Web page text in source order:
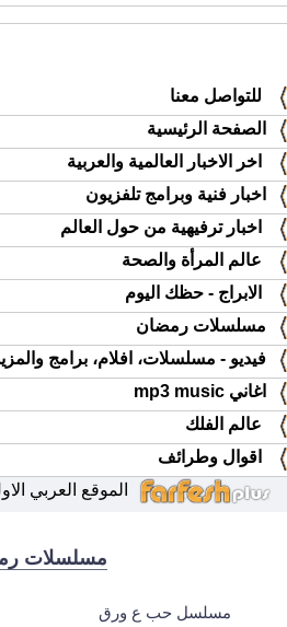
للتواصل معنا
الصفحة الرئيسية
اخر الاخبار العالمية والعربية
اخبار فنية وبرامج تلفزيون
اخبار ترفيهية من حول العالم
عالم المرأة والصحة
الابراج - حظك اليوم
مسلسلات رمضان
فيديو - مسلسلات، افلام، برامج
اغاني mp3 music
عالم الفلك
اقوال وطرائف
الموقع العربي
مسلسلات
مسلسل حب ع ورق